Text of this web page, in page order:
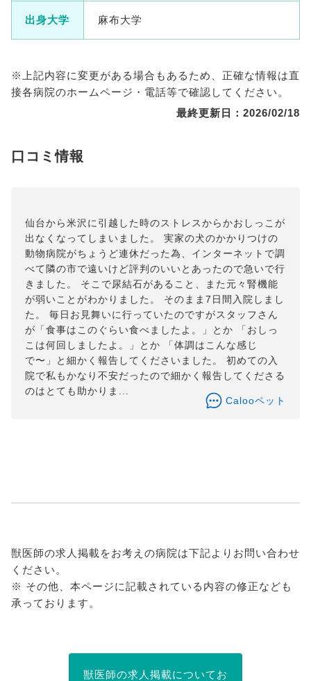
出身大学 麻布大学
※上記内容に変更がある場合もあるため、正確な情報は直
接各病院のホームページ・電話等で確認してください。
最終更新日：2026/02/18
口コミ情報
仙台から米沢に引越した時のストレスからかおしっこが
出なくなってしまいました。 実家の犬のかかりつけの
動物病院がちょうど連休だった為、インターネットで調
べて隣の市で遠いけど評判のいいとあったので急いで行
きました。 そこで尿結石があること、また元々腎機能
が弱いことがわかりました。 そのまま7日間入院しまし
た。 毎日お見舞いに行っていたのですがスタッフさん
が「食事はこのぐらい食べましたよ。」とか 「おしっ
こは何回しましたよ。」とか 「体調はこんな感じ
で〜」と細かく報告してくださいました。 初めての入
院で私もかなり不安だったので細かく報告してくださる
のはとても助かりま...
Calooペット
獣医師の求人掲載をお考えの病院は下記よりお問い合わせ
ください。
※ その他、本ページに記載されている内容の修正なども
承っております。
獣医師の求人掲載についてお